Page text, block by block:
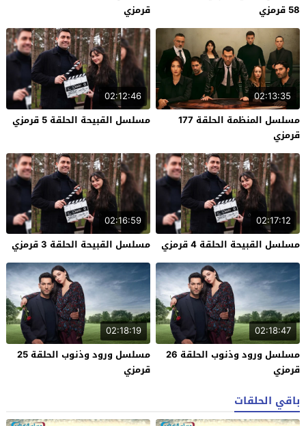
58 قرمزي
قرمزي
02:13:35
مسلسل المنظمة الحلقة 177
قرمزي
02:12:46
مسلسل القبيحة الحلقة 5 قرمزي
02:17:12
مسلسل القبيحة الحلقة 4 قرمزي
02:16:59
مسلسل القبيحة الحلقة 3 قرمزي
02:18:47
مسلسل ورود وذنوب الحلقة 26
قرمزي
02:18:19
مسلسل ورود وذنوب الحلقة 25
قرمزي
باقي الحلقات